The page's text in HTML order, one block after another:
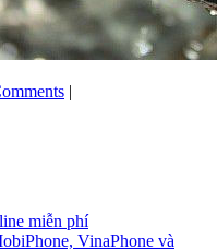
|
miễn phí
VinaPhone và